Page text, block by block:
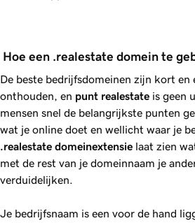
Hoe een .realestate domein te
De beste bedrijfsdomeinen zijn kort en
onthouden, en punt realestate is geen
mensen snel de belangrijkste punten
wat je online doet en wellicht waar je
.realestate domeinextensie laat zien
met de rest van je domeinnaam je
verduidelijken.
Je bedrijfsnaam is een voor de hand